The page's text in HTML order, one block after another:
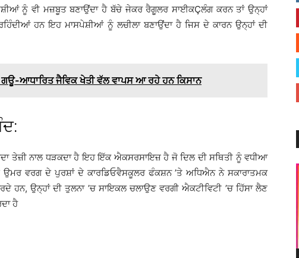
ਨੂੰ ਵੀ ਮਜ਼ਬੂਤ ਬਣਾਉਂਦਾ ਹੈ ਬੱਚੇ ਜੇਕਰ ਰੈਗੂਲਰ ਸਾਈਕÇਲੰਗ ਕਰਨ ਤਾਂ ਉਨ੍ਹਾਂ
ਹਨ ਇਹ ਮਾਸਪੇਸ਼ੀਆਂ ਨੂੰ ਲਚੀਲਾ ਬਣਾਉਂਦਾ ਹੈ ਜਿਸ ਦੇ ਕਾਰਨ ਉਨ੍ਹਾਂ ਦੀ
ਆਧਾਰਿਤ ਜੈਵਿਕ ਖੇਤੀ ਵੱਲ ਵਾਪਸ ਆ ਰਹੇ ਹਨ ਕਿਸਾਨ
ਤੇਜ਼ੀ ਨਾਲ ਧੜਕਦਾ ਹੈ ਇਹ ਇੱਕ ਐਕਸਰਸਾਇਜ਼ ਹੈ ਜੋ ਦਿਲ ਦੀ ਸਥਿਤੀ ਨੂੰ ਵਧੀਆ
ਵਰਗ ਦੇ ਪੁਰਸ਼ਾਂ ਦੇ ਕਾਰਡਿਓਵੈਸਕੂਲਰ ਫੰਕਸ਼ਨ ’ਤੇ ਅਧਿਐਨ ਨੇ ਸਕਾਰਾਤਮਕ
ਹਨ, ਉਨ੍ਹਾਂ ਦੀ ਤੁਲਨਾ ’ਚ ਸਾਇਕਲ ਚਲਾਉਣ ਵਰਗੀ ਐਕਟੀਵਿਟੀ ’ਚ ਹਿੱਸਾ ਲੈਣ
ਹੈ